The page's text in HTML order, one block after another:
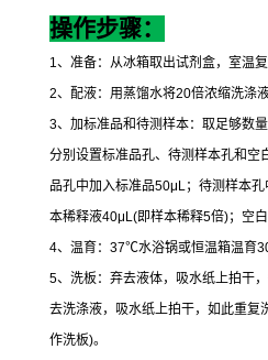
操作步骤：
1、准备：从冰箱取出试剂盒，室温
2、配液：用蒸馏水将20倍浓缩洗涤
3、加标准品和待测样本：取足够数
分别设置标准品孔、待测样本孔和空
品孔中加入标准品50μL；待测样本
本稀释液40μL(即样本稀释5倍)；空
4、温育： 37℃水浴锅或恒温箱温育
5、洗板：弃去液体，吸水纸上拍干
去洗涤液，吸水纸上拍干，如此重复
作洗板)。